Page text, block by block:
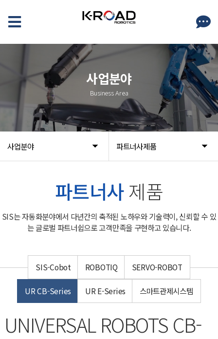
사업분야 파트너사제품
사업분야
Business Area
파트너사제품
SIS는 자동화분야에서 다년간의 축적된 노하우와 기술력이,신뢰할 수 있
는 글로벌 파트너쉽으로 고객만족을 구현하고 있습니다.
SIS-Cobot ROBOTIQ SERVO-ROBOT
UR CB-Series UR E-Series 스마트관제시스템
UNIVERSAL ROBOTS CB-